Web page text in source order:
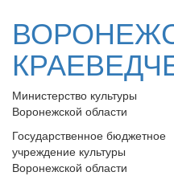
Министерство культуры
Воронежской области
Государственное бюджетное
учреждение культуры
Воронежской области